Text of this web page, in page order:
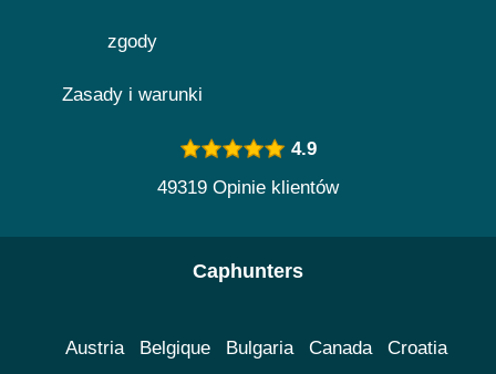
zgody
Zasady i warunki
4.9
49319 Opinie klientów
Caphunters
Austria Belgique Bulgaria Canada Croatia